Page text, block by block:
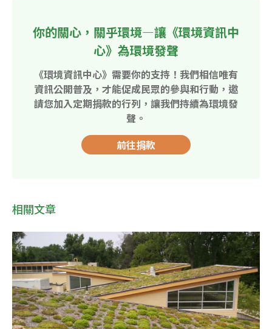
你的關心，關乎環境—讓《環境資訊中
心》為環境發聲
《環境資訊中心》需要你的支持！我們相信唯有
資訊公開普及，才能促成民眾的參與和行動，邀
請您加入定期捐款的行列，讓我們持續為環境發
聲。
前往捐款
相關文章